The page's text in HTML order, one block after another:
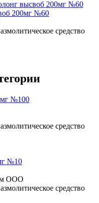
200мг №60
средство
средство
ООО
средство